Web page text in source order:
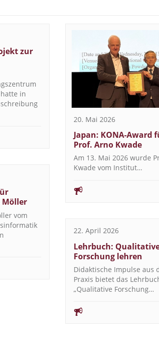
zur
in
Möller
vom
20. Mai 2026
Japan: KONA-Award
Prof. Arno Kwade
Am 13. Mai 2026 wurde
Kwade vom Institut…
22. April 2026
Lehrbuch:
Forschung lehren
Didaktische Impulse aus
Praxis bietet das
„Qualitative Forschung…